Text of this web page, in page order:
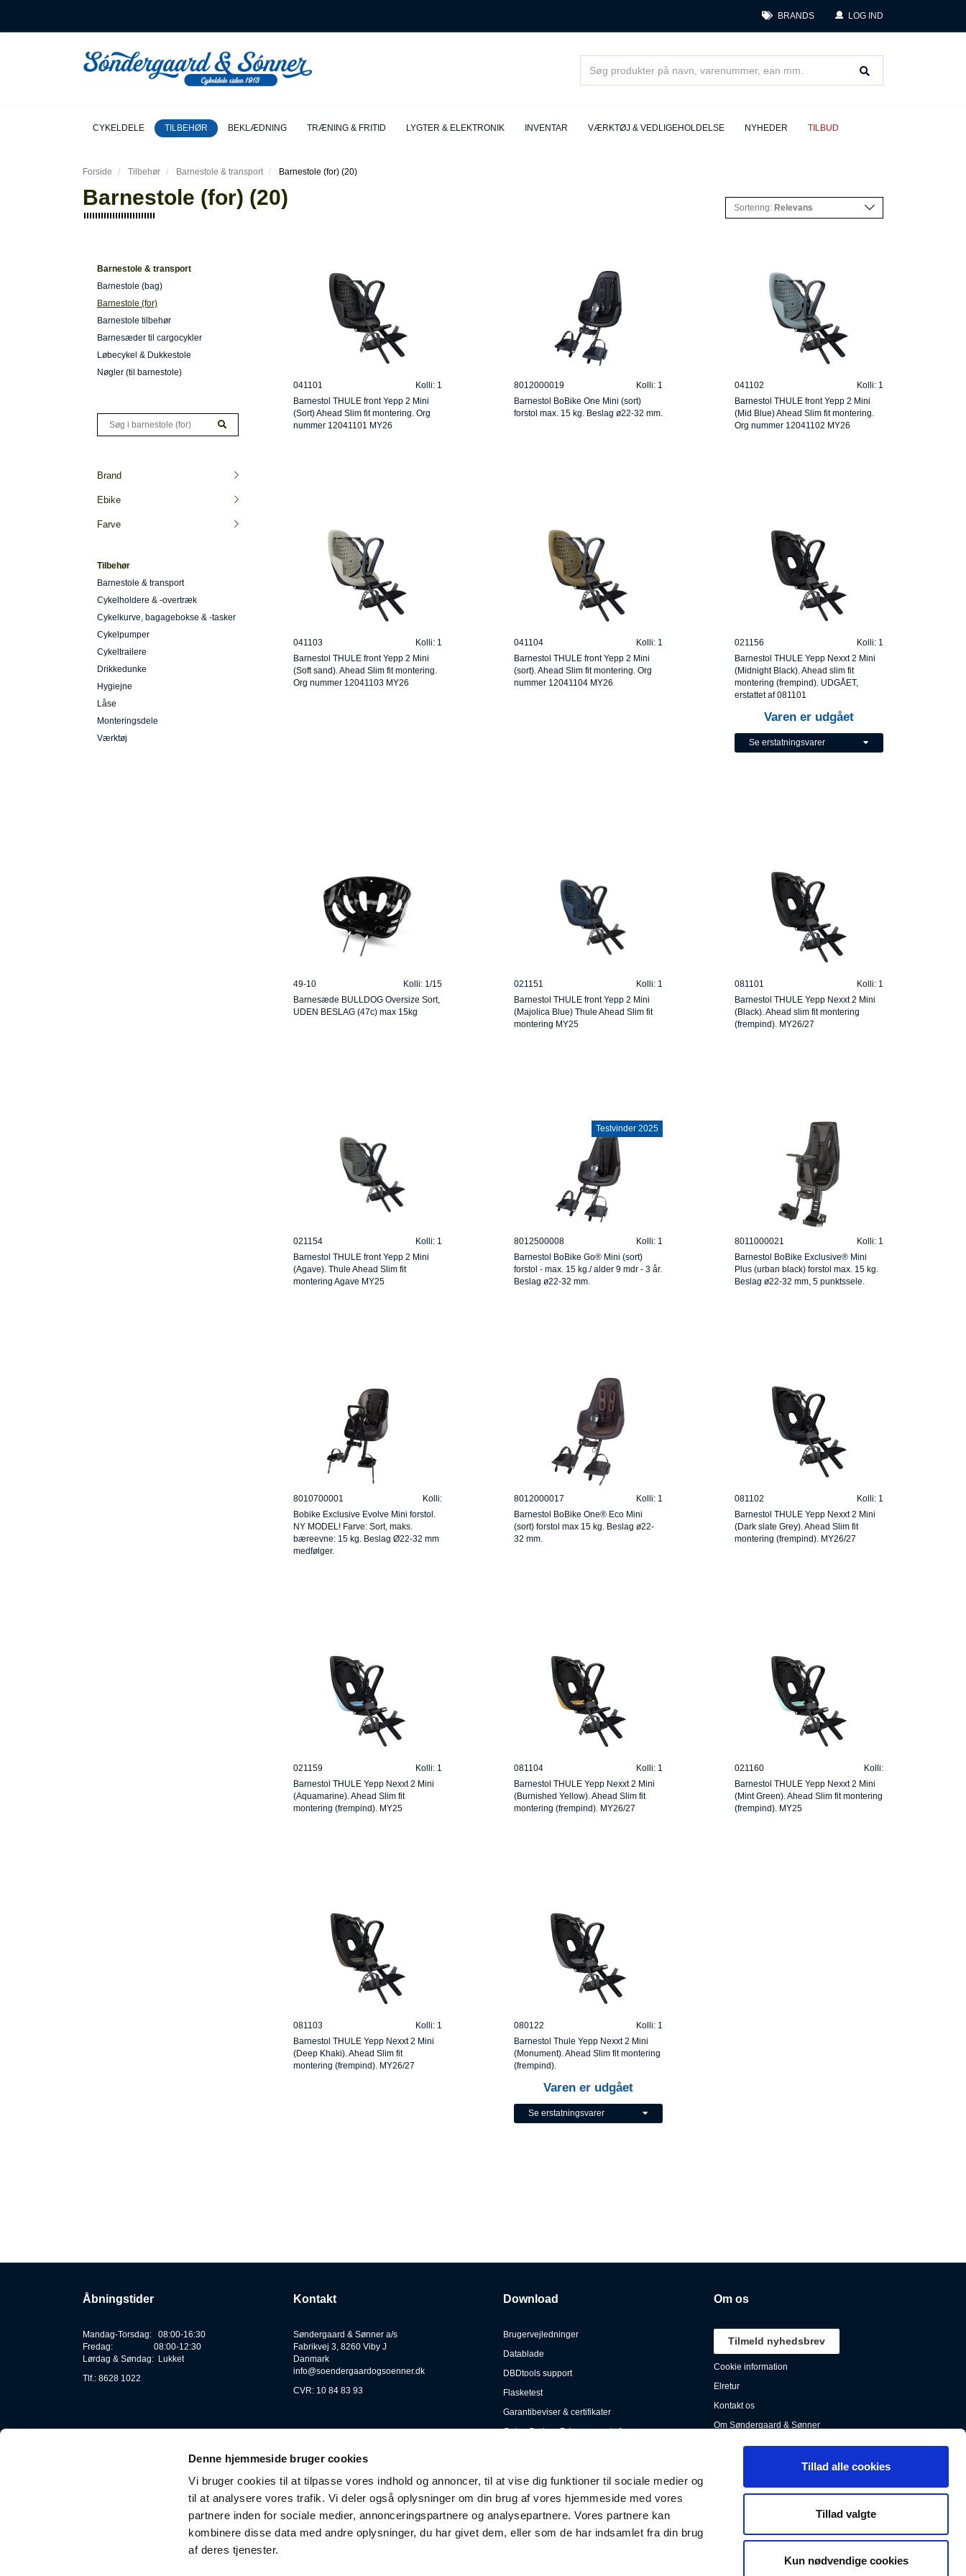
Denne hjemmeside bruger cookies
Vi bruger cookies til at tilpasse vores indhold og annoncer, til at vise dig funktioner til sociale medier og
til at analysere vores trafik. Vi deler også oplysninger om din brug af vores hjemmeside med vores
partnere inden for sociale medier, annonceringspartnere og analysepartnere. Vores partnere kan
kombinere disse data med andre oplysninger, du har givet dem, eller som de har indsamlet fra din brug
af deres tjenester.
Tillad alle cookies
Tillad valgte
Kun nødvendige cookies
BRANDS LOG IND
CYKELDELE TILBEHØR BEKLÆDNING TRÆNING & FRITID LYGTER & ELEKTRONIK INVENTAR VÆRKTØJ & VEDLIGEHOLDELSE NYHEDER TILBUD
Forside Tilbehør Barnestole & transport Barnestole (for) (20)
Barnestole (for) (20) Sortering: Relevans
Barnestole & transport
Barnestole (bag)
Barnestole (for)
Barnestole tilbehør
Barnesæder til cargocykler
Løbecykel & Dukkestole
Nøgler (til barnestole)
Brand
Ebike
Farve
Tilbehør
Barnestole & transport
Cykelholdere & -overtræk
Cykelkurve, bagagebokse & -tasker
Cykelpumper
Cykeltrailere
Drikkedunke
Hygiejne
Låse
Monteringsdele
Værktøj
041101
Kolli: 1
Barnestol THULE front Yepp 2 Mini
(Sort) Ahead Slim fit montering. Org
nummer 12041101 MY26
8012000019
Kolli: 1
Barnestol BoBike One Mini (sort)
forstol max. 15 kg. Beslag ø22-32 mm.
041102
Kolli: 1
Barnestol THULE front Yepp 2 Mini
(Mid Blue) Ahead Slim fit montering.
Org nummer 12041102 MY26
041103
Kolli: 1
Barnestol THULE front Yepp 2 Mini
(Soft sand). Ahead Slim fit montering.
Org nummer 12041103 MY26
041104
Kolli: 1
Barnestol THULE front Yepp 2 Mini
(sort). Ahead Slim fit montering. Org
nummer 12041104 MY26
021156
Kolli: 1
Barnestol THULE Yepp Nexxt 2 Mini
(Midnight Black). Ahead slim fit
montering (frempind). UDGÅET,
erstattet af 081101
Varen er udgået
Se erstatningsvarer
49-10
Kolli: 1/15
Barnesæde BULLDOG Oversize Sort,
UDEN BESLAG (47c) max 15kg
021151
Kolli: 1
Barnestol THULE front Yepp 2 Mini
(Majolica Blue) Thule Ahead Slim fit
montering MY25
081101
Kolli: 1
Barnestol THULE Yepp Nexxt 2 Mini
(Black). Ahead slim fit montering
(frempind). MY26/27
021154
Kolli: 1
Barnestol THULE front Yepp 2 Mini
(Agave). Thule Ahead Slim fit
montering Agave MY25
Testvinder 2025
8012500008
Kolli: 1
Barnestol BoBike Go® Mini (sort)
forstol - max. 15 kg./ alder 9 mdr - 3 år.
Beslag ø22-32 mm.
8011000021
Kolli: 1
Barnestol BoBike Exclusive® Mini
Plus (urban black) forstol max. 15 kg.
Beslag ø22-32 mm, 5 punktssele.
8010700001
Kolli:
Bobike Exclusive Evolve Mini forstol.
NY MODEL! Farve: Sort, maks.
bæreevne: 15 kg. Beslag Ø22-32 mm
medfølger.
8012000017
Kolli: 1
Barnestol BoBike One® Eco Mini
(sort) forstol max 15 kg. Beslag ø22-
32 mm.
081102
Kolli: 1
Barnestol THULE Yepp Nexxt 2 Mini
(Dark slate Grey). Ahead Slim fit
montering (frempind). MY26/27
021159
Kolli: 1
Barnestol THULE Yepp Nexxt 2 Mini
(Aquamarine). Ahead Slim fit
montering (frempind). MY25
081104
Kolli: 1
Barnestol THULE Yepp Nexxt 2 Mini
(Burnished Yellow). Ahead Slim fit
montering (frempind). MY26/27
021160
Kolli:
Barnestol THULE Yepp Nexxt 2 Mini
(Mint Green). Ahead Slim fit montering
(frempind). MY25
081103
Kolli: 1
Barnestol THULE Yepp Nexxt 2 Mini
(Deep Khaki). Ahead Slim fit
montering (frempind). MY26/27
080122
Kolli: 1
Barnestol Thule Yepp Nexxt 2 Mini
(Monument). Ahead Slim fit montering
(frempind).
Varen er udgået
Se erstatningsvarer
Åbningstider
Mandag-Torsdag: 08:00-16:30
Fredag: 08:00-12:30
Lørdag & Søndag: Lukket
Tlf.: 8628 1022
Kontakt
Søndergaard & Sønner a/s
Fabrikvej 3, 8260 Viby J
Danmark
info@soendergaardogsoenner.dk
CVR: 10 84 83 93
Download
Brugervejledninger
Datablade
DBDtools support
Flasketest
Garantibeviser & certifikater
Gates Carbon Drive warranty form
Låsebeviser
Manualer
Persondata
Om os
Tilmeld nyhedsbrev
Cookie information
Elretur
Kontakt os
Om Søndergaard & Sønner
Persondata
Salgs- & leveringsbestingelser
Se Fødevarestyrelsens smiley-rapporter